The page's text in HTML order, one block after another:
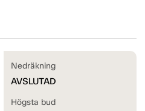
Nedräkning
AVSLUTAD
Högsta bud